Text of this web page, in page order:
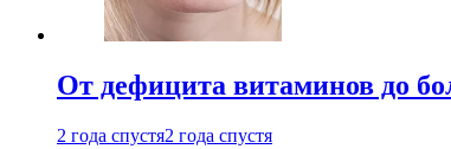
От дефицита витаминов до
2 года спустя2 года спустя